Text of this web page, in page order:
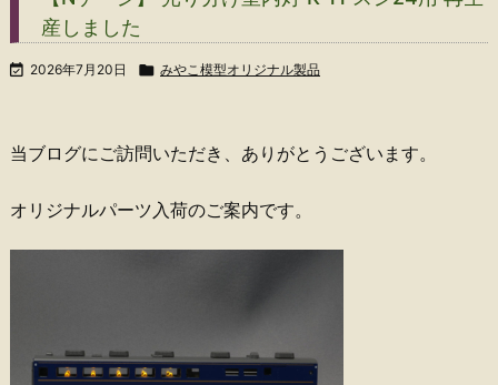
産しました
 2026年7月20日  みやこ模型オリジナル製品
当ブログにご訪問いただき、ありがとうございます。
オリジナルパーツ入荷のご案内です。